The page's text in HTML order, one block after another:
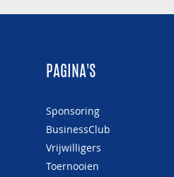
PAGINA'S
Sponsoring
BusinessClub
Vrijwilligers
Toernooien